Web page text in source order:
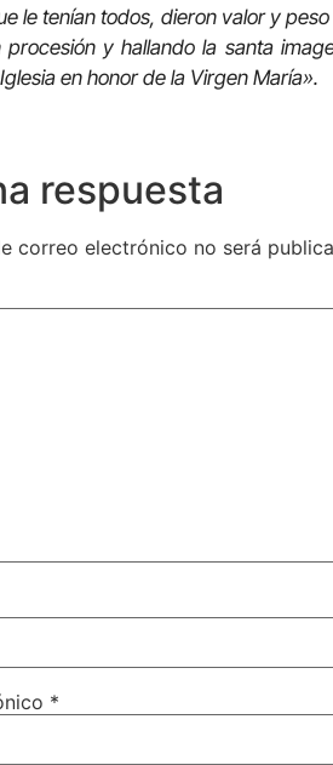
le tenían todos, dieron valor y
y hallando la santa
en honor de la Virgen María».
respuesta
correo electrónico no será
*